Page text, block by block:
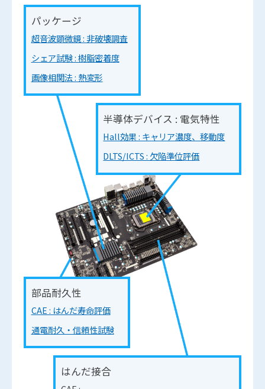
パッケージ
超音波顕微鏡 : 非破壊調査
シェア試験 : 樹脂密着度
画像相関法 : 熱変形
半導体デバイス : 電気特性
Hall効果 : キャリア濃度、移動度
DLTS/ICTS : 欠陥準位評価
部品耐久性
CAE : はんだ寿命評価
通電耐久・信頼性試験
はんだ接合